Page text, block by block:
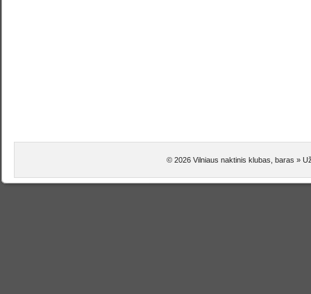
© 2026 Vilniaus naktinis klubas, baras »